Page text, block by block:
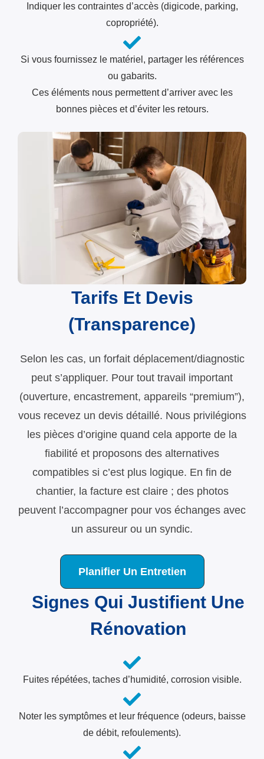
Indiquer les contraintes d’accès (digicode, parking,
copropriété).
Si vous fournissez le matériel, partager les références
ou gabarits.
Ces éléments nous permettent d’arriver avec les
bonnes pièces et d’éviter les retours.
Tarifs Et Devis
(transparence)
Selon les cas, un forfait déplacement/diagnostic
peut s’appliquer. Pour tout travail important
(ouverture, encastrement, appareils “premium”),
vous recevez un devis détaillé. Nous privilégions
les pièces d’origine quand cela apporte de la
fiabilité et proposons des alternatives
compatibles si c’est plus logique. En fin de
chantier, la facture est claire ; des photos
peuvent l’accompagner pour vos échanges avec
un assureur ou un syndic.
Planifier Un Entretien
Signes Qui Justifient Une
Rénovation
Fuites répétées, taches d’humidité, corrosion visible.
Noter les symptômes et leur fréquence (odeurs, baisse
de débit, refoulements).